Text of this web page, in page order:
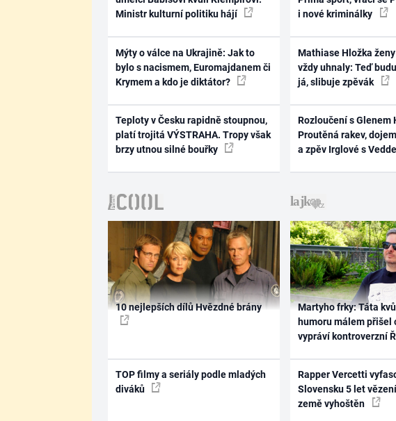
Ministr kulturní politiku hájí
Mýty o válce na Ukrajině: Jak to
bylo s nacismem, Euromajdanem či
Krymem a kdo je diktátor?
Teploty v Česku rapidně stoupnou,
platí trojitá VÝSTRAHA. Tropy však
brzy utnou silné bouřky
i nové kriminálky
Mathiase Hložka
vždy uhnaly: Teď
já, slibuje zpěvák
Rozloučení s Glenem
Proutěná rakev,
a zpěv Irglové s
10 nejlepších dílů Hvězdné brány
TOP filmy a seriály podle mladých
diváků
Martyho frky: Táta
humoru málem přišel
vypráví kontroverzní
Rapper Vercetti
Slovensku 5 let
země vyhoštěn